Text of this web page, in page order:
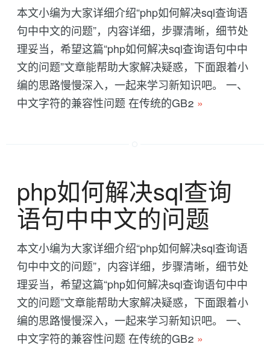
本文小编为大家详细介绍“php如何解决sql查询语
句中中文的问题”，内容详细，步骤清晰，细节处
理妥当，希望这篇“php如何解决sql查询语句中中
文的问题”文章能帮助大家解决疑惑，下面跟着小
编的思路慢慢深入，一起来学习新知识吧。 一、
中文字符的兼容性问题 在传统的GB2 »
php如何解决sql查询
语句中中文的问题
本文小编为大家详细介绍“php如何解决sql查询语
句中中文的问题”，内容详细，步骤清晰，细节处
理妥当，希望这篇“php如何解决sql查询语句中中
文的问题”文章能帮助大家解决疑惑，下面跟着小
编的思路慢慢深入，一起来学习新知识吧。 一、
中文字符的兼容性问题 在传统的GB2 »